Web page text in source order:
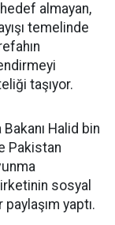
almayan,
temelinde
taşıyor.
Halid bin
Pakistan
sosyal
yaptı.